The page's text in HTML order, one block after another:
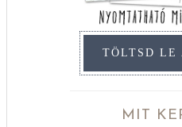
TÖLTSD LE
MIT